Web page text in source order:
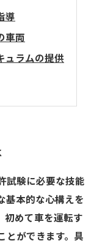
導
車両
ュラムの提供
試験に必要な技能
基本的な心構えを
初めて車を運転す
とができます。具